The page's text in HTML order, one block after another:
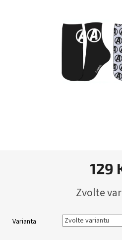
129
Zvolte
Varianta